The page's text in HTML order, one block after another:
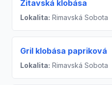
Žitavská klobása
Lokalita: Rimavská Sobota
Gril klobása papriková
Lokalita: Rimavská Sobota